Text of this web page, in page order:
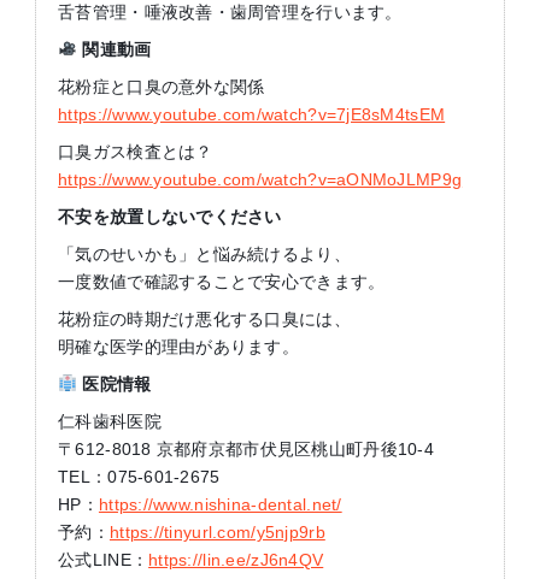
舌苔管理・唾液改善・歯周管理を行います。
関連動画
花粉症と口臭の意外な関係
https://www.youtube.com/watch?v=7jE8sM4tsEM
口臭ガス検査とは？
https://www.youtube.com/watch?v=aONMoJLMP9g
不安を放置しないでください
「気のせいかも」と悩み続けるより、
一度数値で確認することで安心できます。
花粉症の時期だけ悪化する口臭には、
明確な医学的理由があります。
医院情報
仁科歯科医院
〒612-8018 京都府京都市伏見区桃山町丹後10-4
TEL：075-601-2675
HP： https://www.nishina-dental.net/
予約： https://tinyurl.com/y5njp9rb
公式LINE： https://lin.ee/zJ6n4QV